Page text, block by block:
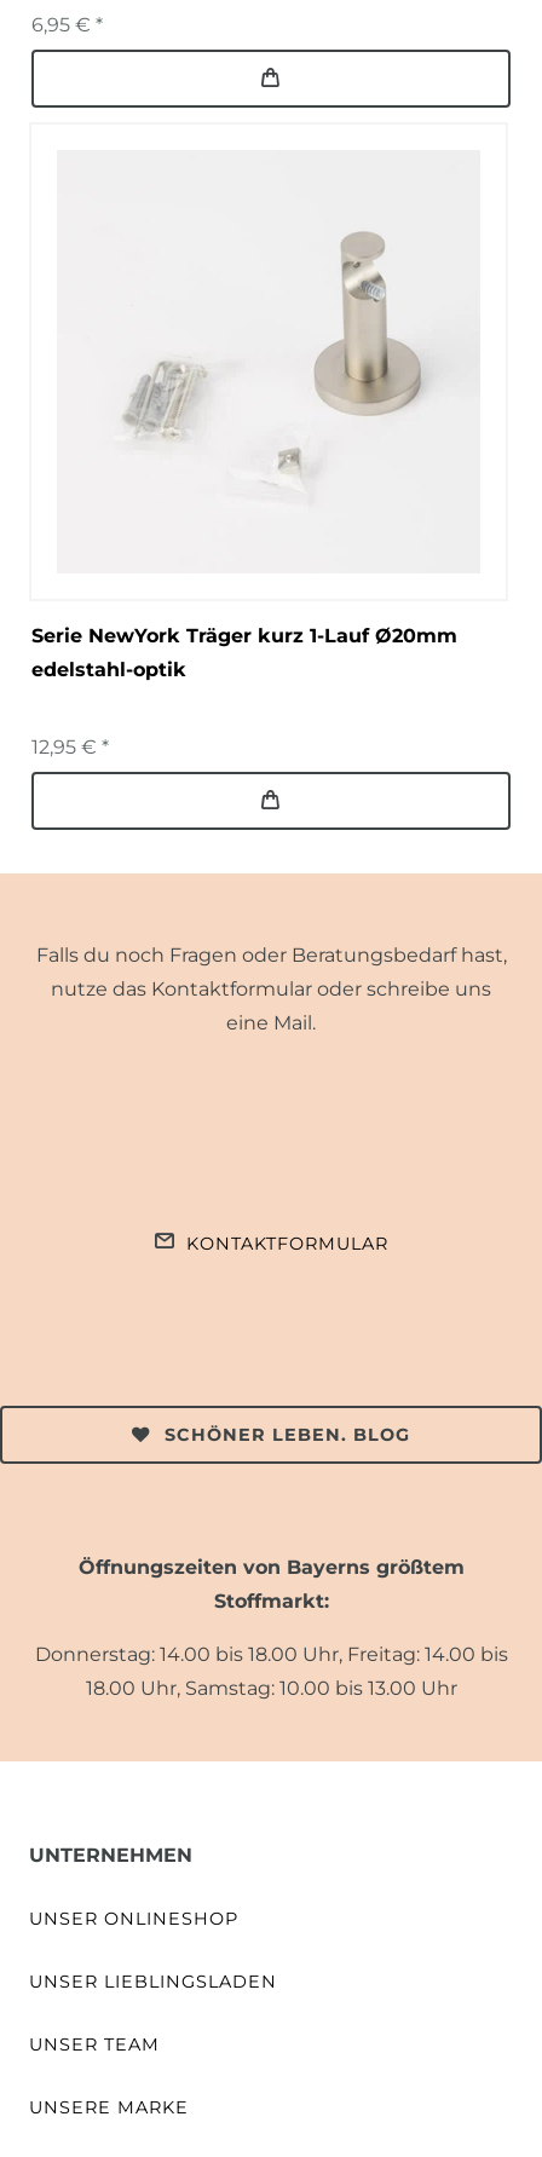
6,95 € *
Serie NewYork Träger kurz 1-Lauf Ø20mm
edelstahl-optik
12,95 € *
Falls du noch Fragen oder Beratungsbedarf hast,
nutze das Kontaktformular oder schreibe uns
eine Mail.
KONTAKTFORMULAR
SCHÖNER LEBEN. BLOG
Öffnungszeiten von Bayerns größtem
Stoffmarkt:
Donnerstag: 14.00 bis 18.00 Uhr, Freitag: 14.00 bis
18.00 Uhr, Samstag: 10.00 bis 13.00 Uhr
UNTERNEHMEN
UNSER ONLINESHOP
UNSER LIEBLINGSLADEN
UNSER TEAM
UNSERE MARKE